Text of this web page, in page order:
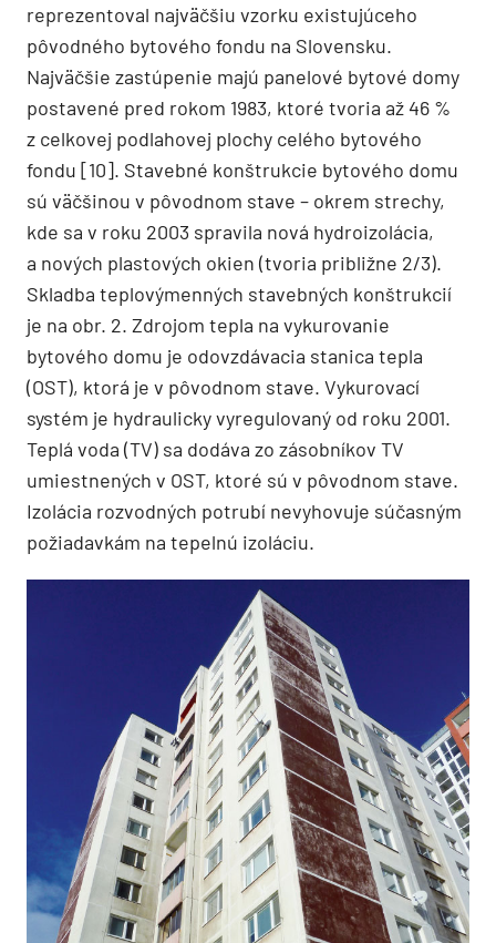
reprezentoval najväčšiu vzorku existujúceho
pôvodného bytového fondu na Slovensku.
Najväčšie zastúpenie majú panelové bytové domy
postavené pred rokom 1983, ktoré tvoria až 46 %
z celkovej podlahovej plochy celého bytového
fondu [10]. Stavebné konštrukcie bytového domu
sú väčšinou v pôvodnom stave – okrem strechy,
kde sa v roku 2003 spravila nová hydroizolácia,
a nových plastových okien (tvoria približne 2/3).
Skladba teplovýmenných stavebných konštrukcií
je na obr. 2. Zdrojom tepla na vykurovanie
bytového domu je odovzdávacia stanica tepla
(OST), ktorá je v pôvodnom stave. Vykurovací
systém je hydraulicky vyregulovaný od roku 2001.
Teplá voda (TV) sa dodáva zo zásobníkov TV
umiestnených v OST, ktoré sú v pôvodnom stave.
Izolácia rozvodných potrubí nevyhovuje súčasným
požiadavkám na tepelnú izoláciu.